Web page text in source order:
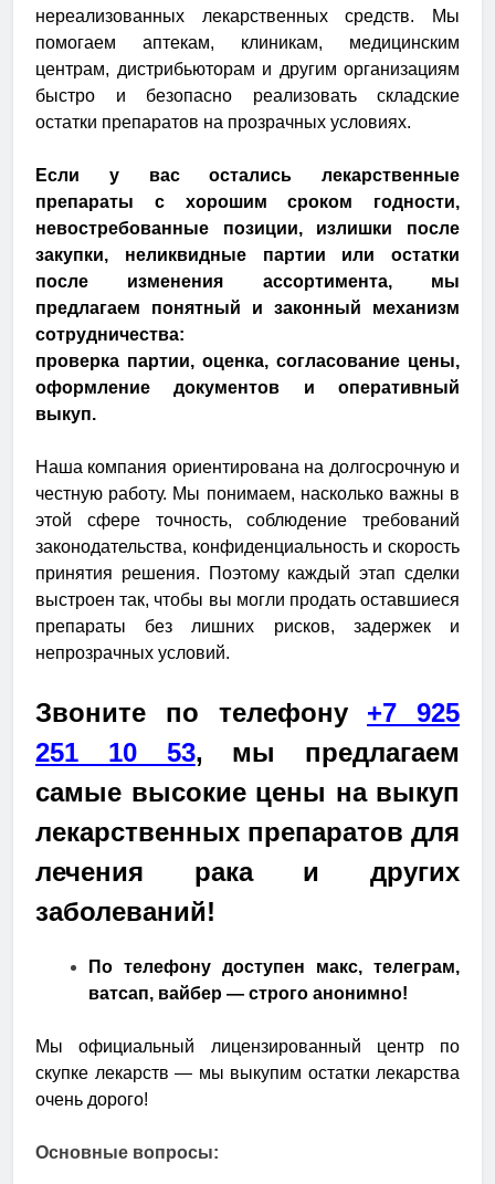
нереализованных лекарственных средств. Мы
помогаем аптекам, клиникам, медицинским
центрам, дистрибьюторам и другим организациям
быстро и безопасно реализовать складские
остатки препаратов на прозрачных условиях.
Если у вас остались лекарственные
препараты с хорошим сроком годности,
невостребованные позиции, излишки после
закупки, неликвидные партии или остатки
после изменения ассортимента, мы
предлагаем понятный и законный механизм
сотрудничества:
проверка партии, оценка, согласование цены,
оформление документов и оперативный
выкуп.
Наша компания ориентирована на долгосрочную и
честную работу. Мы понимаем, насколько важны в
этой сфере точность, соблюдение требований
законодательства, конфиденциальность и скорость
принятия решения. Поэтому каждый этап сделки
выстроен так, чтобы вы могли продать оставшиеся
препараты без лишних рисков, задержек и
непрозрачных условий.
Звоните по телефону +7 925
251 10 53, мы предлагаем
самые высокие цены на выкуп
лекарственных препаратов для
лечения рака и других
заболеваний!
По телефону доступен макс, телеграм,
ватсап, вайбер — строго анонимно!
Мы официальный лицензированный центр по
скупке лекарств — мы выкупим остатки лекарства
очень дорого!
Основные вопросы: